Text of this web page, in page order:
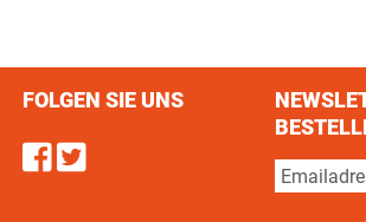
FOLGEN SIE UNS
Find us on Facebook
Follow us on